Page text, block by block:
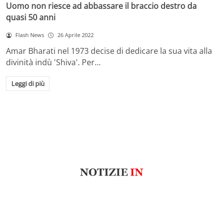
Uomo non riesce ad abbassare il braccio destro da
quasi 50 anni
Flash News 26 Aprile 2022
Amar Bharati nel 1973 decise di dedicare la sua vita alla
divinità indù 'Shiva'. Per…
Leggi di più